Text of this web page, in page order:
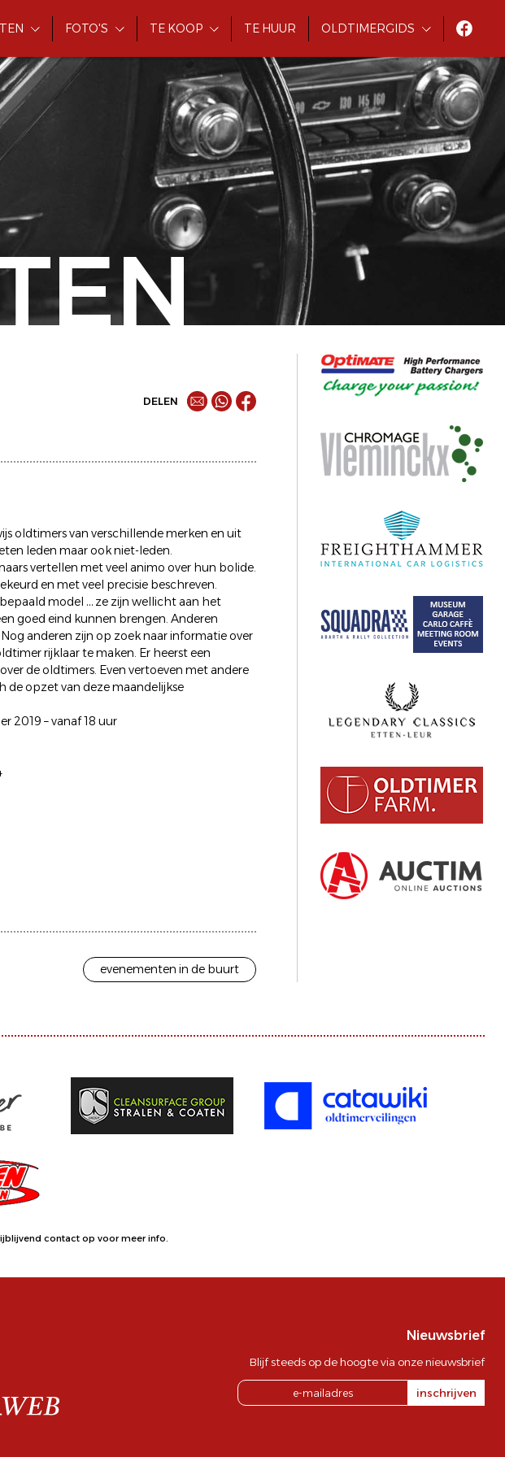
FOTO'S TE KOOP TE HUUR OLDTIMERGIDS
DELEN
oldtimers van verschillende merken en uit
leden maar ook niet-leden.
vertellen met veel animo over hun bolide.
en met veel precisie beschreven.
model … ze zijn wellicht aan het
goed eind kunnen brengen. Anderen
anderen zijn op zoek naar informatie over
rijklaar te maken. Er heerst een
de oldtimers. Even vertoeven met andere
opzet van deze maandelijkse
2019 – vanaf 18 uur
evenementen in de buurt
contact op voor meer info.
Nieuwsbrief
Blijf steeds op de hoogte via onze nieuwsbrief
inschrijven